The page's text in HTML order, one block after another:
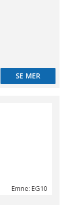
SE MER
SE MER
Emne: EG10